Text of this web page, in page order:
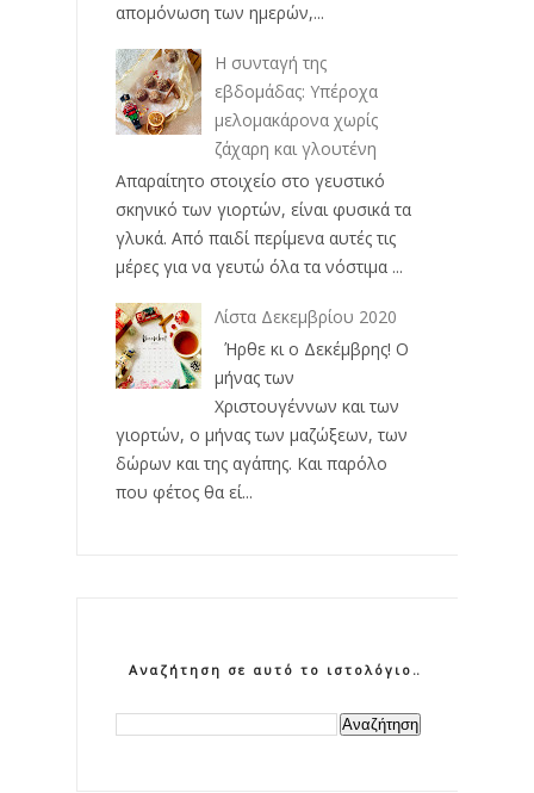
απομόνωση των ημερών,...
Η συνταγή της
εβδομάδας: Υπέροχα
μελομακάρονα χωρίς
ζάχαρη και γλουτένη
Απαραίτητο στοιχείο στο γευστικό
σκηνικό των γιορτών, είναι φυσικά τα
γλυκά. Από παιδί περίμενα αυτές τις
μέρες για να γευτώ όλα τα νόστιμα ...
Λίστα Δεκεμβρίου 2020
Ήρθε κι ο Δεκέμβρης! Ο
μήνας των
Χριστουγέννων και των
γιορτών, ο μήνας των μαζώξεων, των
δώρων και της αγάπης. Και παρόλο
που φέτος θα εί...
Αναζήτηση σε αυτό το ιστολόγιο